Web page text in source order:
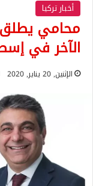
أخبار تركيا
محامي يطلق
الآخر في
الإثنين, 20 يناير, 2020